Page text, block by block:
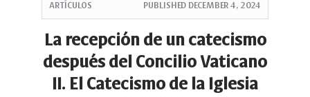
Main
Navigation
ARTÍCULOS PUBLISHED DECEMBER 4, 2024
La recepción de un catecismo
después del Concilio Vaticano
II. El Catecismo de la Iglesia